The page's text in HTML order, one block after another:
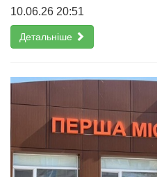
10.06.26 20:51
Детальніше